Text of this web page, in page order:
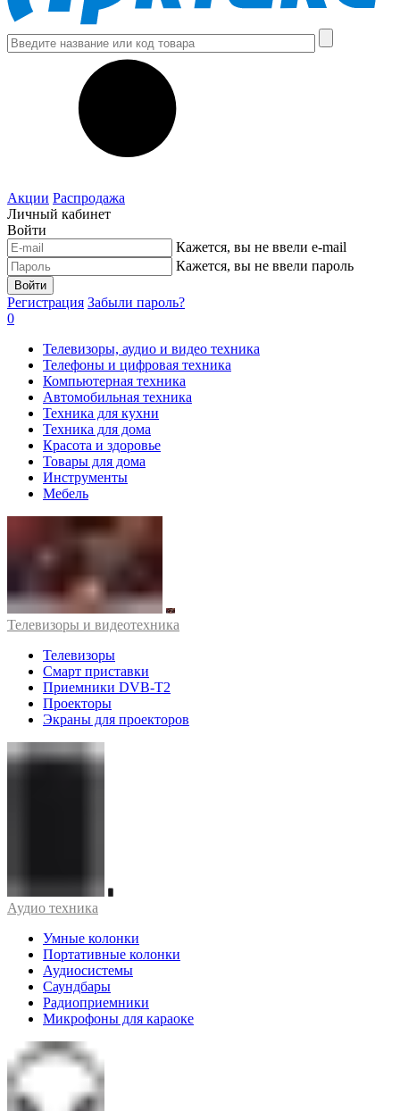
Акции Распродажа
Личный кабинет
Войти
Кажется, вы не ввели e-mail
Кажется, вы не ввели пароль
Войти
Регистрация Забыли пароль?
0
Телевизоры, аудио и видео техника
Телефоны и цифровая техника
Компьютерная техника
Автомобильная техника
Техника для кухни
Техника для дома
Красота и здоровье
Товары для дома
Инструменты
Мебель
Телевизоры и видеотехника
Телевизоры
Смарт приставки
Приемники DVB-T2
Проекторы
Экраны для проекторов
Аудио техника
Умные колонки
Портативные колонки
Аудиосистемы
Саундбары
Радиоприемники
Микрофоны для караоке